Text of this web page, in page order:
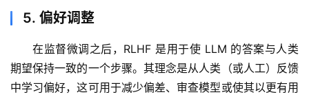
5. 偏好调整
在监督微调之后，RLHF 是用于使 LLM 的答案与人类
期望保持一致的一个步骤。其理念是从人类（或人工）反馈
中学习偏好，这可用于减少偏差、审查模型或使其以更有用